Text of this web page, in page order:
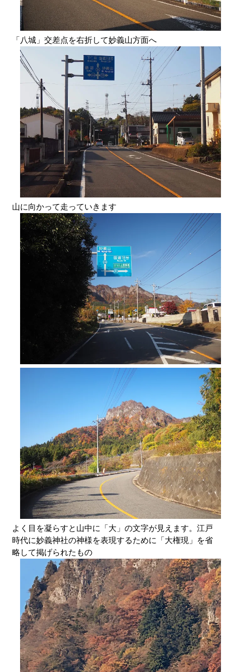
「八城」交差点を右折して妙義山方面へ
山に向かって走っていきます
よく目を凝らすと山中に「大」の文字が見えます。江戸
時代に妙義神社の神様を表現するために「大権現」を省
略して掲げられたもの